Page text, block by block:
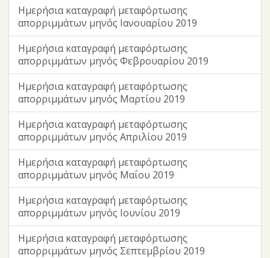
Ημερήσια καταγραφή μεταφόρτωσης
απορριμμάτων μηνός Ιανουαρίου 2019
Ημερήσια καταγραφή μεταφόρτωσης
απορριμμάτων μηνός Φεβρουαρίου 2019
Ημερήσια καταγραφή μεταφόρτωσης
απορριμμάτων μηνός Μαρτίου 2019
Ημερήσια καταγραφή μεταφόρτωσης
απορριμμάτων μηνός Απριλίου 2019
Ημερήσια καταγραφή μεταφόρτωσης
απορριμμάτων μηνός Μαΐου 2019
Ημερήσια καταγραφή μεταφόρτωσης
απορριμμάτων μηνός Ιουνίου 2019
Ημερήσια καταγραφή μεταφόρτωσης
απορριμμάτων μηνός Σεπτεμβρίου 2019